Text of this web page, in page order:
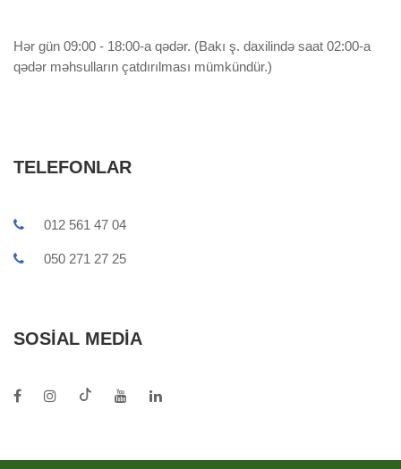
Hər gün 09:00 - 18:00-a qədər. (Bakı ş. daxilində saat 02:00-a
qədər məhsulların çatdırılması mümkündür.)
TELEFONLAR
012 561 47 04
050 271 27 25
SOSIAL MEDIA